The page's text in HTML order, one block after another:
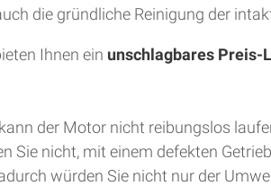
die gründliche Reinigung der
Ihnen ein unschlagbares
der Motor nicht reibungslos
Sie nicht, mit einem defekten
würden Sie nicht nur der